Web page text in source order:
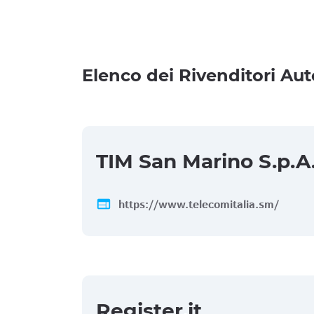
Elenco dei Rivenditori
TIM San Marino
web https://www.telecomitalia.sm/